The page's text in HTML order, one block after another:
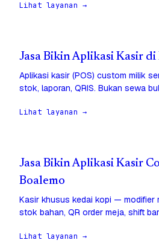
Lihat layanan →
Jasa Bikin Aplikasi Kasir di
Aplikasi kasir (POS) custom milik
stok, laporan, QRIS. Bukan sewa
Lihat layanan →
Jasa Bikin Aplikasi Kasir
Boalemo
Kasir khusus kedai kopi — modifier
stok bahan, QR order meja, shift
Lihat layanan →